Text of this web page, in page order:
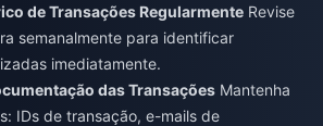
de Transações Regularmente Revise
semanalmente para identificar
imediatamente.
das Transações Mantenha
IDs de transação, e-mails de